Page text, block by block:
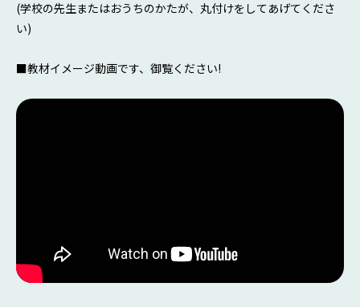
(学校の先生またはおうちのかたが、丸付けをしてあげてくださ
い)
■教材イメージ動画です、御覧ください!